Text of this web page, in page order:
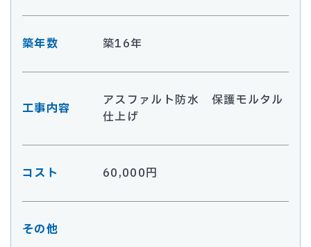
築年数 築16年
工事内容
アスファルト防水 保護モルタル
仕上げ
コスト 60,000円
その他